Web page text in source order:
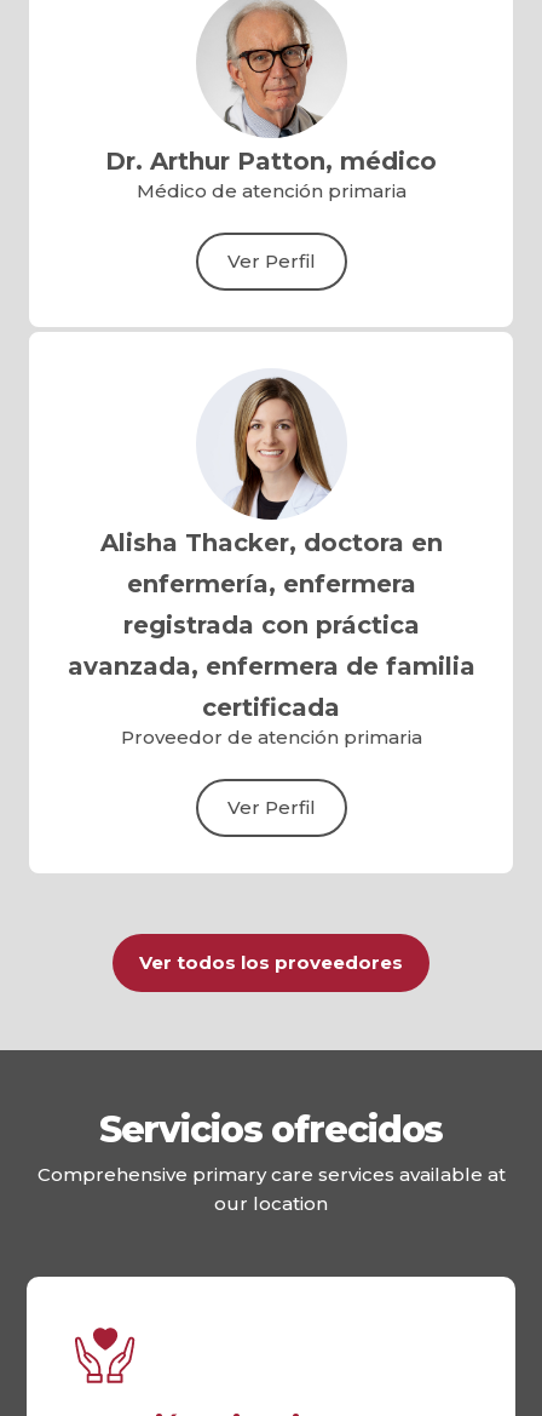
Dr. Arthur Patton, médico
Médico de atención primaria
Ver Perfil
Alisha Thacker, doctora en
enfermería, enfermera
registrada con práctica
avanzada, enfermera de familia
certificada
Proveedor de atención primaria
Ver Perfil
Ver todos los proveedores
Servicios ofrecidos
Comprehensive primary care services available at
our location